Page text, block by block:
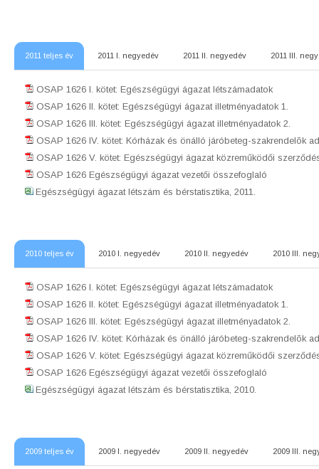
2011 teljes év 2011 I. negyedév 2011 II. negyedév 2011 III.
OSAP 1626 I. kötet: Egészségügyi ágazat létszámadatok
OSAP 1626 II. kötet: Egészségügyi ágazat illetményadatok 1.
OSAP 1626 III. kötet: Egészségügyi ágazat illetményadatok 2.
OSAP 1626 IV. kötet: Kórházak és önálló járóbeteg-szakrendelõk
OSAP 1626 V. kötet: Egészségügyi ágazat közreműködői
OSAP 1626 Egészségügyi ágazat vezetői összefoglaló
Egészségügyi ágazat létszám és bérstatisztika, 2011.
2010 teljes év 2010 I. negyedév 2010 II. negyedév 2010 III.
OSAP 1626 I. kötet: Egészségügyi ágazat létszámadatok
OSAP 1626 II. kötet: Egészségügyi ágazat illetményadatok 1.
OSAP 1626 III. kötet: Egészségügyi ágazat illetményadatok 2.
OSAP 1626 IV. kötet: Kórházak és önálló járóbeteg-szakrendelõk
OSAP 1626 V. kötet: Egészségügyi ágazat közreműködői
OSAP 1626 Egészségügyi ágazat vezetői összefoglaló
Egészségügyi ágazat létszám és bérstatisztika, 2010.
2009 teljes év 2009 I. negyedév 2009 II. negyedév 2009 III.